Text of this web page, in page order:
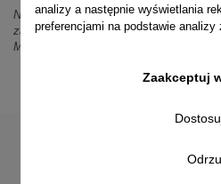
Nie odpowiadamy na wiadomości SMS.
zamówień i oferty prosimy o kontakt
Messenger.
analizy a następnie wyświetlania
preferencjami na podstawie
Zaakceptuj
© 2014-2023 Projekt Junior Aleja